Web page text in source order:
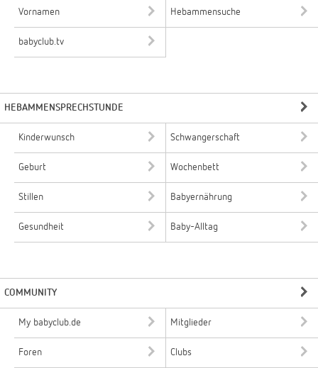
Vornamen Hebammensuche
babyclub.tv
HEBAMMENSPRECHSTUNDE
Kinderwunsch Schwangerschaft
Geburt Wochenbett
Stillen Babyernährung
Gesundheit Baby-Alltag
COMMUNITY
My babyclub.de Mitglieder
Foren Clubs